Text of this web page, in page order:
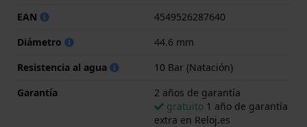
EAN
4549526287640
Diámetro
44.6 mm
Resistencia al agua
10 Bar (Natación)
Garantía
2 años de garantía
gratuito 1 año de garantía
extra en Reloj.es